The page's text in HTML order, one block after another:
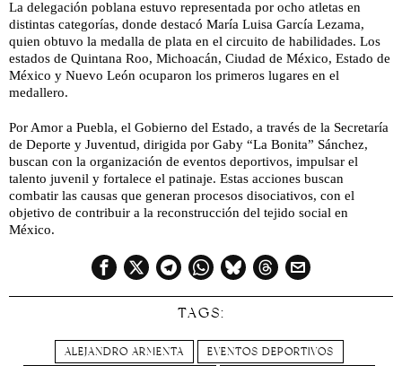
La delegación poblana estuvo representada por ocho atletas en
distintas categorías, donde destacó María Luisa García Lezama,
quien obtuvo la medalla de plata en el circuito de habilidades. Los
estados de Quintana Roo, Michoacán, Ciudad de México, Estado de
México y Nuevo León ocuparon los primeros lugares en el
medallero.
Por Amor a Puebla, el Gobierno del Estado, a través de la Secretaría
de Deporte y Juventud, dirigida por Gaby “La Bonita” Sánchez,
buscan con la organización de eventos deportivos, impulsar el
talento juvenil y fortalece el patinaje. Estas acciones buscan
combatir las causas que generan procesos disociativos, con el
objetivo de contribuir a la reconstrucción del tejido social en
México.
TAGS:
ALEJANDRO ARMENTA
EVENTOS DEPORTIVOS